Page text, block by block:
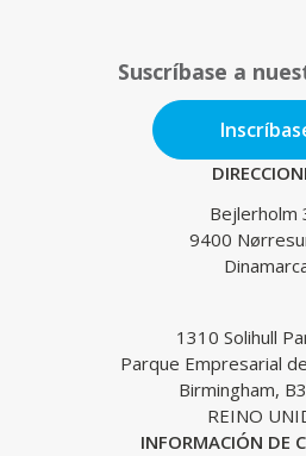
Suscríbase a
Bejlerholm
9400
1310 Solihull
Parque Empresarial
Birmingham,
REINO
INFORMACIÓN DE